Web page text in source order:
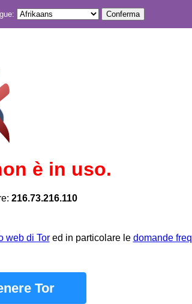
è in uso.
216.73.216.110
web di Tored in particolare le domande
Tor